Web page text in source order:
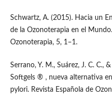
Schwartz, A. (2015). Hacia un
de la Ozonoterapia en el
Ozonoterapia, 5, 1–1.
Serrano, Y. M., Suárez, J. C. C.,
Softgels ® , nueva alternativa
pylori. Revista Española de